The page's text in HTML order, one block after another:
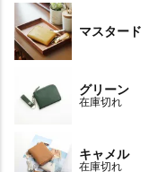
マスタード
グリーン
在庫切れ
キャメル
在庫切れ